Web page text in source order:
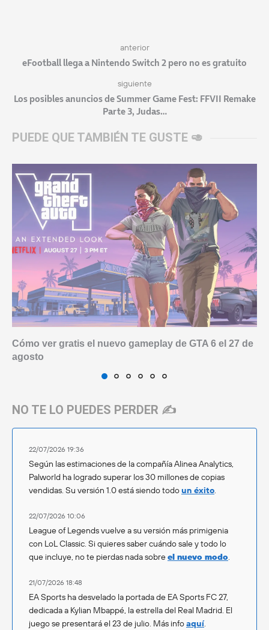
anterior
eFootball llega a Nintendo Switch 2 pero no es gratuito
siguiente
Los posibles anuncios de Summer Game Fest: FFVII Remake
Parte 3, Judas…
PUEDE QUE TAMBIÉN TE GUSTE 🥑
Cómo ver gratis el nuevo gameplay de GTA 6 el 27 de
agosto
NO TE LO PUEDES PERDER ✍️
22/07/2026 19:36
Según las estimaciones de la compañía Alinea Analytics,
Palworld ha logrado superar los 30 millones de copias
vendidas. Su versión 1.0 está siendo todoun éxito.
22/07/2026 10:06
League of Legends vuelve a su versión más primigenia
con LoL Classic. Si quieres saber cuándo sale y todo lo
que incluye, no te pierdas nada sobreel nuevo modo.
21/07/2026 18:48
EA Sports ha desvelado la portada de EA Sports FC 27,
dedicada a Kylian Mbappé, la estrella del Real Madrid. El
juego se presentará el 23 de julio. Más infoaquí.